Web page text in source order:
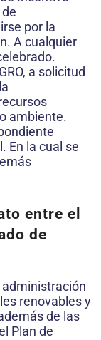
por la
A cualquier
a solicitud
ambiente.
En la cual se
entre el
de
renovables y
de las
Plan de